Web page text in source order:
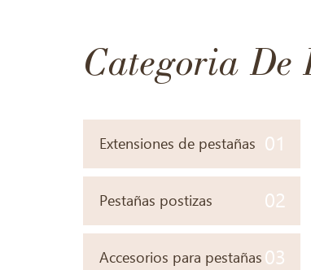
Categoria De
Extensiones de pestañas 01
Pestañas postizas 02
Accesorios para pestañas 03